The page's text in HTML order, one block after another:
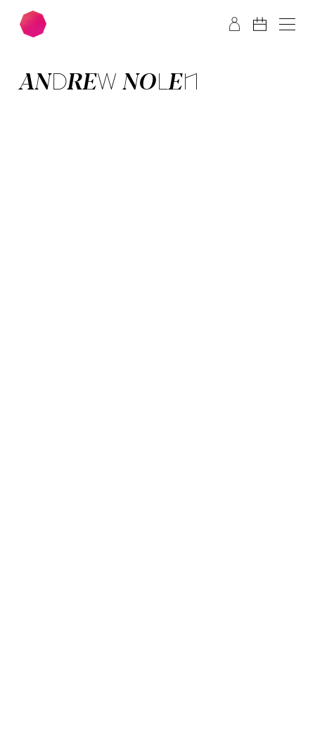
Zum Hauptinhalt springen Zum Footer springen
ANDREW NOLEN